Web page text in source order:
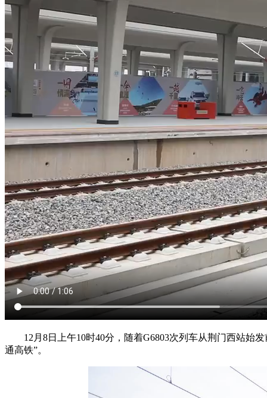
12月8日上午10时40分，随着G6803次列车从荆门西站始发
通高铁”。